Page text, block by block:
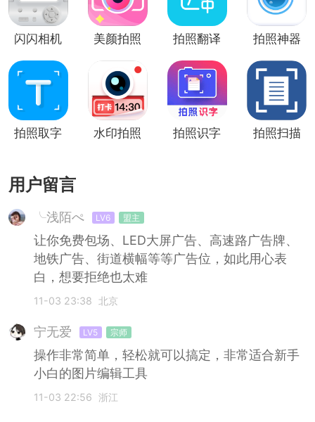
闪闪相机
美颜拍照
拍照翻译 拍照神器
拍照取字 水印拍照 拍照识字 拍照扫描
用户留言
╰浅陌ぺ LV6 盟主
让你免费包场、LED大屏广告、高速路广告牌、
地铁广告、街道横幅等等广告位，如此用心表
白，想要拒绝也太难
11-03 23:38 北京
宁无爱 LV5 宗师
操作非常简单，轻松就可以搞定，非常适合新手
小白的图片编辑工具
11-03 22:56 浙江